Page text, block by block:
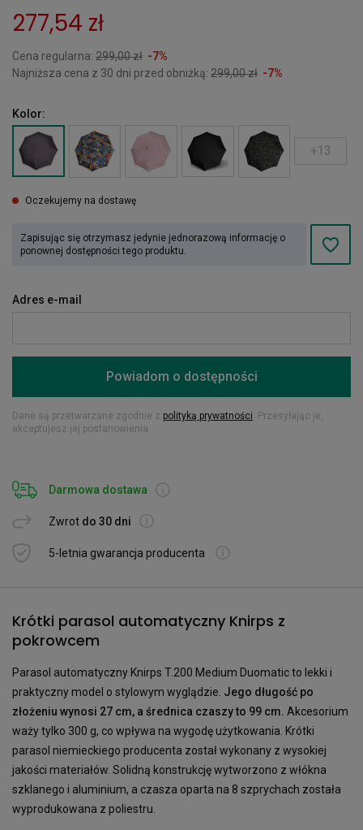
277,54 zł
Cena regularna: 299,00 zł -7%
Najniższa cena z 30 dni przed obniżką: 299,00 zł -7%
Kolor:
+13
Oczekujemy na dostawę
Zapisując się otrzymasz jedynie jednorazową informację o
ponownej dostępności tego produktu.
Adres e-mail
Powiadom o dostępności
Dane są przetwarzane zgodnie z polityką prywatności . Przesyłając je,
akceptujesz jej postanowienia.
Darmowa dostawa
Zwrot do 30 dni
5-letnia gwarancja producenta
Krótki parasol automatyczny Knirps z
pokrowcem
Parasol automatyczny Knirps T.200 Medium Duomatic to lekki i
praktyczny model o stylowym wyglądzie. Jego długość po
złożeniu wynosi 27 cm, a średnica czaszy to 99 cm. Akcesorium
waży tylko 300 g, co wpływa na wygodę użytkowania. Krótki
parasol niemieckiego producenta został wykonany z wysokiej
jakości materiałów. Solidną konstrukcję wytworzono z włókna
szklanego i aluminium, a czasza oparta na 8 szprychach została
wyprodukowana z poliestru.